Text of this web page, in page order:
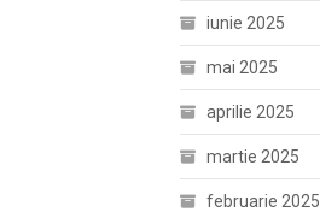
iunie 2025
mai 2025
aprilie 2025
martie 2025
februarie 2025